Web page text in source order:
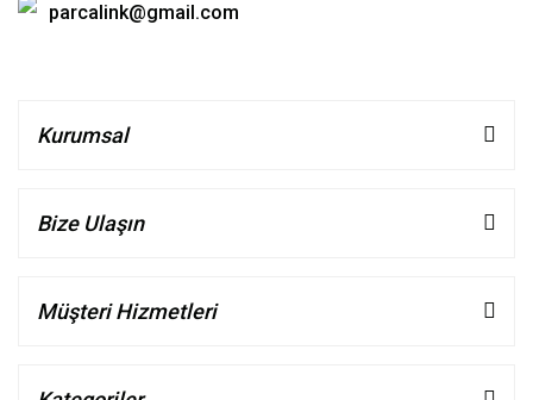
parcalink@gmail.com
Kurumsal
Bize Ulaşın
Müşteri Hizmetleri